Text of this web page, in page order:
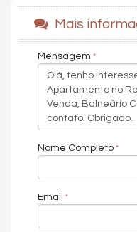
Hidromassagem
Lavabo
Piso Porcelanato
Móveis Planejados
Características do
Sala de Jogos
Salão de Festas
Piscina
Quadra Esportiva
Portaria 24h
Mais
Mensagem
Nome Completo
Email